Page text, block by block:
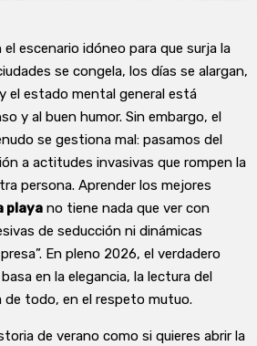
el escenario idóneo para que surja la
se congela, los días se alargan,
el estado mental general está
y al buen humor. Sin embargo, el
se gestiona mal: pasamos del
a actitudes invasivas que rompen la
persona. Aprender los mejores
playa no tiene nada que ver con
de seducción ni dinámicas
En pleno 2026, el verdadero
en la elegancia, la lectura del
todo, en el respeto mutuo.
de verano como si quieres abrir la